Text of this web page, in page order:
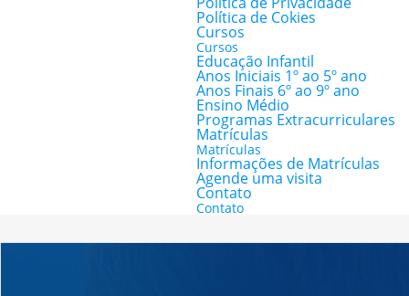
Política de Cokies
Cursos
Cursos
Educação Infantil
Anos Iniciais 1º ao 5º ano
Anos Finais 6º ao 9º ano
Ensino Médio
Programas Extracurriculares
Matrículas
Matrículas
Informações de Matrículas
Agende uma visita
Contato
Contato